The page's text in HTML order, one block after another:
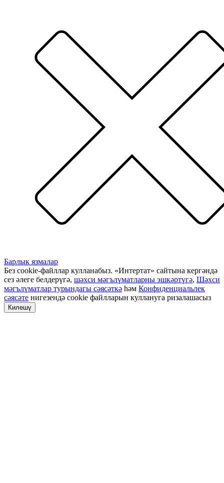
Барлык язмалар
Без cookie-файллар кулланабыз. «Интертат» сайтына кергәндә
сез әлеге белдерүгә, шәхси мәгълүматларны эшкәртүгә, Шәхси
мәгълүматлар турындагы сәясәткә һәм Конфиденциальлек
сәясәте нигезендә cookie файлларын куллануга ризалашасыз
Килешү